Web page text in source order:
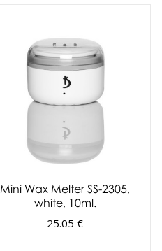
Mini Wax Melter SS-2305,
white, 10ml.
25.05 €